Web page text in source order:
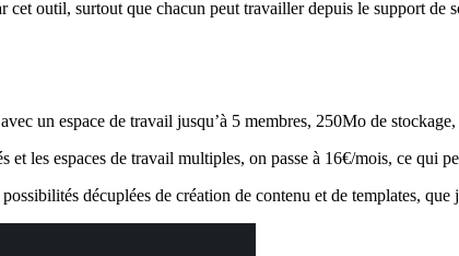
cet outil, surtout que chacun peut travailler depuis le support de
un espace de travail jusqu’à 5 membres, 250Mo de
les espaces de travail multiples, on passe à 16€/mois, ce qui
décuplées de création de contenu et de templates, que